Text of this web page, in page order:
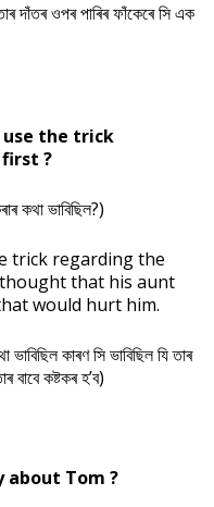
দাঁতৰ ওপৰ পাৰিৰ ফাঁকেৰে সি এক
use the trick
?
কথা ভাবিছিল?)
trick regarding the
that his aunt
would hurt him.
কাৰণ সি ভাবিছিল যি তাৰ
বাবে কষ্টকৰ হ’ব)
about Tom ?